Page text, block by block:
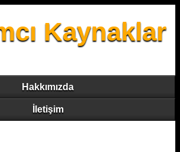
Kaynaklar
Hakkımızda
İletişim